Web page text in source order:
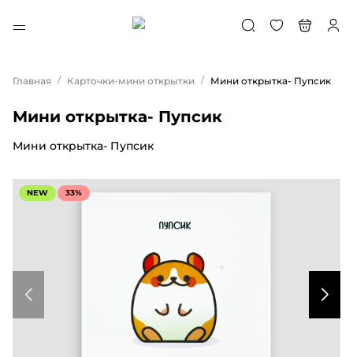
Главная / Карточки-мини открытки / Мини открытка- Пупсик
Мини открытка- Пупсик
Мини открытка- Пупсик
NEW 33%